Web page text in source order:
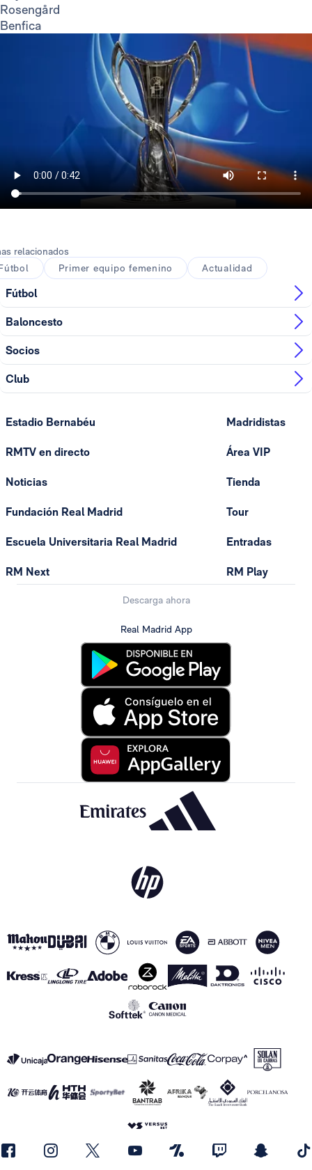
Rosengård
Benfica
relacionados
Primer equipo femenino Actualidad
Fútbol
Baloncesto
Socios
Club
Estadio Bernabéu
RMTV en directo
Noticias
Fundación Real Madrid
Escuela Universitaria Real Madrid
RM Next
Madridistas
Área VIP
Tienda
Tour
Entradas
RM Play
Descarga ahora
Real Madrid App